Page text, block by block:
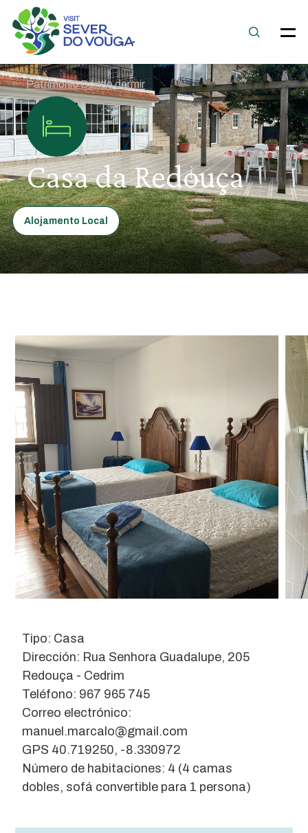
Patrimonio Dónde dormir
Casa da Redouça
Alojamento Local
Tipo: Casa
Dirección: Rua Senhora Guadalupe, 205
Redouça - Cedrim
Teléfono: 967 965 745
Correo electrónico:
manuel.marcalo@gmail.com
GPS 40.719250, -8.330972
Número de habitaciones: 4 (4 camas
dobles, sofá convertible para 1 persona)